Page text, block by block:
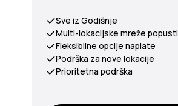
Sve iz Godišnje
Multi-lokacijske mreže popusti
Fleksibilne opcije naplate
Podrška za nove lokacije
Prioritetna podrška